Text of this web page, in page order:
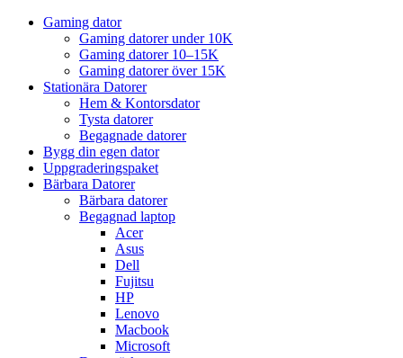
Gaming dator
Gaming datorer under 10K
Gaming datorer 10–15K
Gaming datorer över 15K
Stationära Datorer
Hem & Kontorsdator
Tysta datorer
Begagnade datorer
Bygg din egen dator
Uppgraderingspaket
Bärbara Datorer
Bärbara datorer
Begagnad laptop
Acer
Asus
Dell
Fujitsu
HP
Lenovo
Macbook
Microsoft